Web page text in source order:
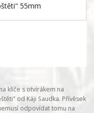
klíče s otvírákem na
od Káji Saudka. Přívěsek
odpovídat tomu na